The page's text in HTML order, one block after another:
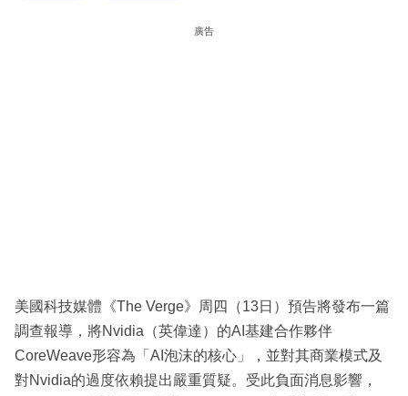
廣告
美國科技媒體《The Verge》周四（13日）預告將發布一篇
調查報導，將Nvidia（英偉達）的AI基建合作夥伴
CoreWeave形容為「AI泡沫的核心」，並對其商業模式及
對Nvidia的過度依賴提出嚴重質疑。受此負面消息影響，